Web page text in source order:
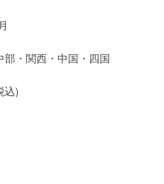
・関西・中国・四国
込)